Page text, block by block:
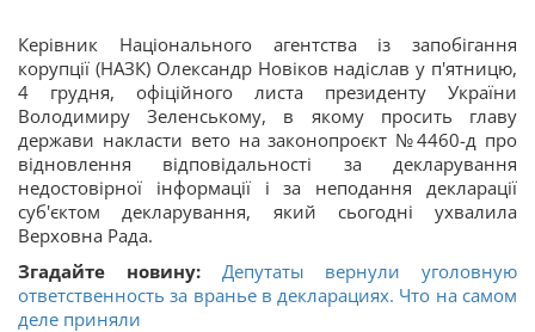
Керівник Національного агентства із запобігання
корупції (НАЗК) Олександр Новіков надіслав у п'ятницю,
4 грудня, офіційного листа президенту України
Володимиру Зеленському, в якому просить главу
держави накласти вето на законопроєкт №4460-д про
відновлення відповідальності за декларування
недостовірної інформації і за неподання декларації
суб'єктом декларування, який сьогодні ухвалила
Верховна Рада.
Згадайте новину:
Депутаты вернули уголовную
ответственность за вранье в декларациях. Что на самом
деле приняли